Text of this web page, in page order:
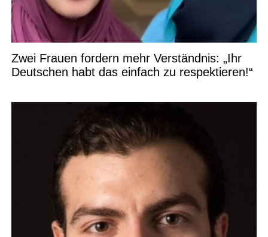
Zwei Frauen fordern mehr Verständnis: „Ihr
Deutschen habt das einfach zu respektieren!“